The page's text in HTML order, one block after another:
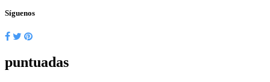
Síguenos
puntuadas